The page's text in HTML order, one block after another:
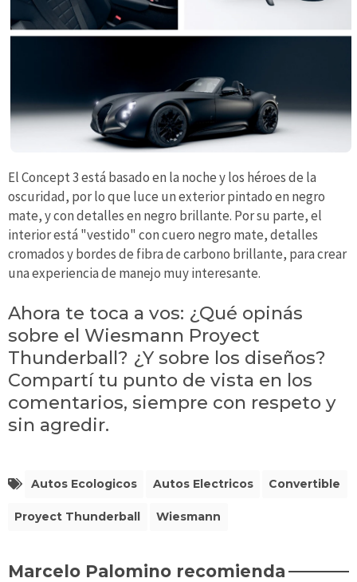
El Concept 3 está basado en la noche y los héroes de la
oscuridad, por lo que luce un exterior pintado en negro
mate, y con detalles en negro brillante. Por su parte, el
interior está "vestido" con cuero negro mate, detalles
cromados y bordes de fibra de carbono brillante, para crear
una experiencia de manejo muy interesante.
Ahora te toca a vos: ¿Qué opinás
sobre el Wiesmann Proyect
Thunderball? ¿Y sobre los diseños?
Compartí tu punto de vista en los
comentarios, siempre con respeto y
sin agredir.
Autos Ecologicos Autos Electricos Convertible
Proyect Thunderball Wiesmann
Marcelo Palomino recomienda